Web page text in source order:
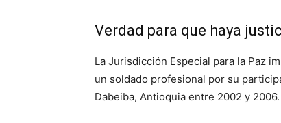
Verdad para que haya
La Jurisdicción Especial para la Paz
un soldado profesional por su
Dabeiba, Antioquia entre 2002 y 2006.